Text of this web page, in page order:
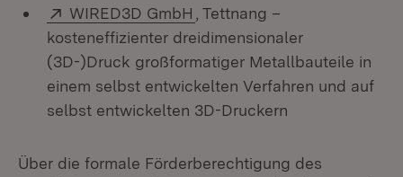
Extern:
WIRED3D GmbH (Öffnet in neuem Fenster)
, Tettnang –
kosteneffizienter dreidimensionaler
(3D-)Druck großformatiger Metallbauteile in
einem selbst entwickelten Verfahren und auf
selbst entwickelten 3D-Druckern
Über die formale Förderberechtigung des